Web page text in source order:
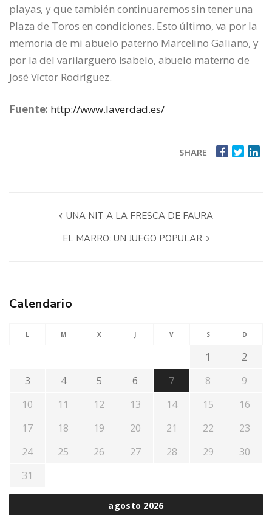
playas, y que también continuaremos sin tener una
Plaza de Toros en condiciones. Esto último, va por la
memoria de mi abuelo paterno Marcelino Galiano, y
por la del varilarguero Isabelo, abuelo materno de
José Víctor Rodríguez.
Fuente: http://www.laverdad.es/
SHARE
UNA NIT A LA FRESCA DE FAURA
EL MARRO: UN JUEGO POPULAR
Calendario
agosto 2026
L M X J V S D
1
2
3
4 5 6 7 8
9
10
11 12 13 14 15
16
17
18 19 20 21 22
23
24
25 26 27 28 29
30
31